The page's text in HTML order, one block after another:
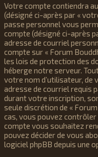
Votre compte contiendra
(désigné ci-après par «
passe personnel vous
compte (désigné ci-après
adresse de courriel
compte sur « Forum
les lois de protection des
héberge notre serveur.
votre nom d’utilisateur, de
adresse de courriel requis
durant votre inscription,
seule discrétion de «
cas, vous pouvez
compte vous souhaitez
pouvez décider de vous
logiciel phpBB depuis une